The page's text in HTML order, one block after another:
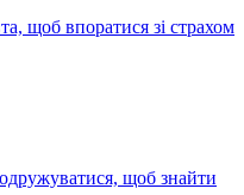
щоб впоратися зі страхом
щоб знайти